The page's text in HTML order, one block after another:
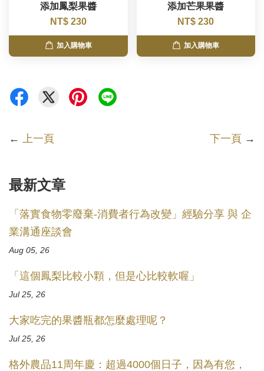
添加鳳梨果醬
NT$ 230
加入購物車
添加芒果果醬
NT$ 230
加入購物車
← 上一頁 下一頁 →
最新文章
「落實食物零廢棄-消費者行為改變」經驗分享 與 企
業溝通座談會
Aug 05, 26
「這個鳳梨比較小顆，但是心比較軟喔」
Jul 25, 26
大家吃完的果醬瓶都怎麼處理呢？
Jul 25, 26
格外農品11周年慶：超過4000個日子，因為有您，